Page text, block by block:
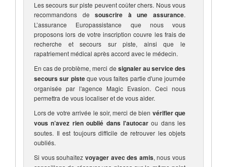
Les secours sur piste peuvent coûter chers. Nous vous
recommandons desouscrire à une assurance.
L’assurance Europassistance que nous vous
proposons lors de votre inscription couvre les frais de
recherche et secours sur piste, ainsi que le
rapatriement médical après accord avec le médecin.
En cas de problème, merci de signaler au service des
secours sur pisteque vous faites partie d'une journée
organisée par l'agence Magic Evasion. Ceci nous
permettra de vous localiser et de vous aider.
Lors de votre arrivée le soir, merci de bien vérifier que
vous n’avez rien oublié dans l'autocarou dans les
soutes. Il est toujours difficile de retrouver les objets
oubliés.
Si vous souhaitez voyager avec des amis, nous vous